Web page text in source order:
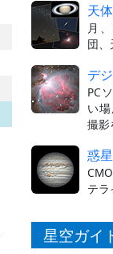
天
月
団
デ
PC
い
撮影
惑
テ
星空ガイ